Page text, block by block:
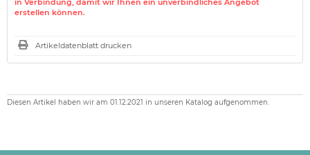
in Verbindung, damit wir Ihnen ein unverbindliches Angebot
erstellen können.
Artikeldatenblatt drucken
Diesen Artikel haben wir am 01.12.2021 in unseren Katalog aufgenommen.